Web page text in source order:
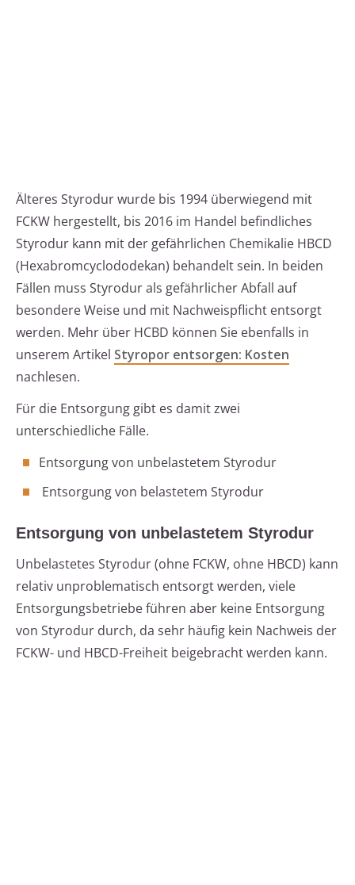
Älteres Styrodur wurde bis 1994 überwiegend mit
FCKW hergestellt, bis 2016 im Handel befindliches
Styrodur kann mit der gefährlichen Chemikalie HBCD
(Hexabromcyclododekan) behandelt sein. In beiden
Fällen muss Styrodur als gefährlicher Abfall auf
besondere Weise und mit Nachweispflicht entsorgt
werden. Mehr über HCBD können Sie ebenfalls in
unserem Artikel Styropor entsorgen: Kosten
nachlesen.
Für die Entsorgung gibt es damit zwei
unterschiedliche Fälle.
Entsorgung von unbelastetem Styrodur
Entsorgung von belastetem Styrodur
Entsorgung von unbelastetem Styrodur
Unbelastetes Styrodur (ohne FCKW, ohne HBCD) kann
relativ unproblematisch entsorgt werden, viele
Entsorgungsbetriebe führen aber keine Entsorgung
von Styrodur durch, da sehr häufig kein Nachweis der
FCKW- und HBCD-Freiheit beigebracht werden kann.